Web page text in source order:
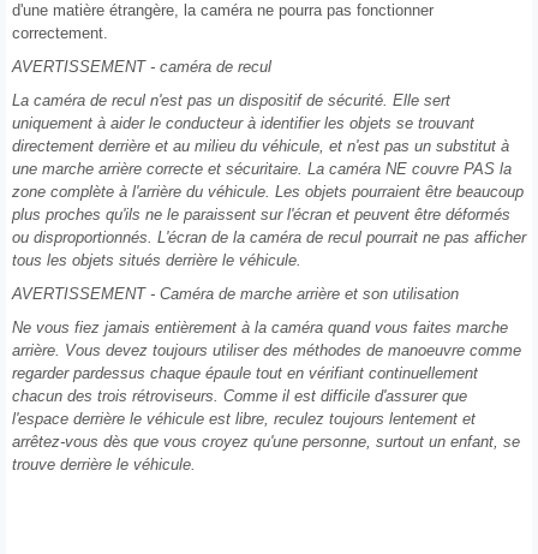
d'une matière étrangère, la caméra ne pourra pas fonctionner
correctement.
AVERTISSEMENT - caméra de recul
La caméra de recul n'est pas un dispositif de sécurité. Elle sert
uniquement à aider le conducteur à identifier les objets se trouvant
directement derrière et au milieu du véhicule, et n'est pas un substitut à
une marche arrière correcte et sécuritaire. La caméra NE couvre PAS la
zone complète à l'arrière du véhicule. Les objets pourraient être beaucoup
plus proches qu'ils ne le paraissent sur l'écran et peuvent être déformés
ou disproportionnés. L'écran de la caméra de recul pourrait ne pas afficher
tous les objets situés derrière le véhicule.
AVERTISSEMENT - Caméra de marche arrière et son utilisation
Ne vous fiez jamais entièrement à la caméra quand vous faites marche
arrière. Vous devez toujours utiliser des méthodes de manoeuvre comme
regarder pardessus chaque épaule tout en vérifiant continuellement
chacun des trois rétroviseurs. Comme il est difficile d'assurer que
l'espace derrière le véhicule est libre, reculez toujours lentement et
arrêtez-vous dès que vous croyez qu'une personne, surtout un enfant, se
trouve derrière le véhicule.